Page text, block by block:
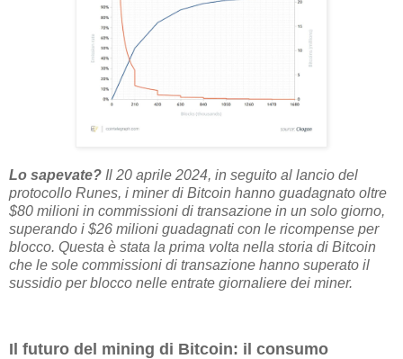
Lo sapevate? Il 20 aprile 2024, in seguito al lancio del
protocollo Runes, i miner di Bitcoin hanno guadagnato oltre
$80 milioni in commissioni di transazione in un solo giorno,
superando i $26 milioni guadagnati con le ricompense per
blocco. Questa è stata la prima volta nella storia di Bitcoin
che le sole commissioni di transazione hanno superato il
sussidio per blocco nelle entrate giornaliere dei miner.
Il futuro del mining di Bitcoin: il consumo